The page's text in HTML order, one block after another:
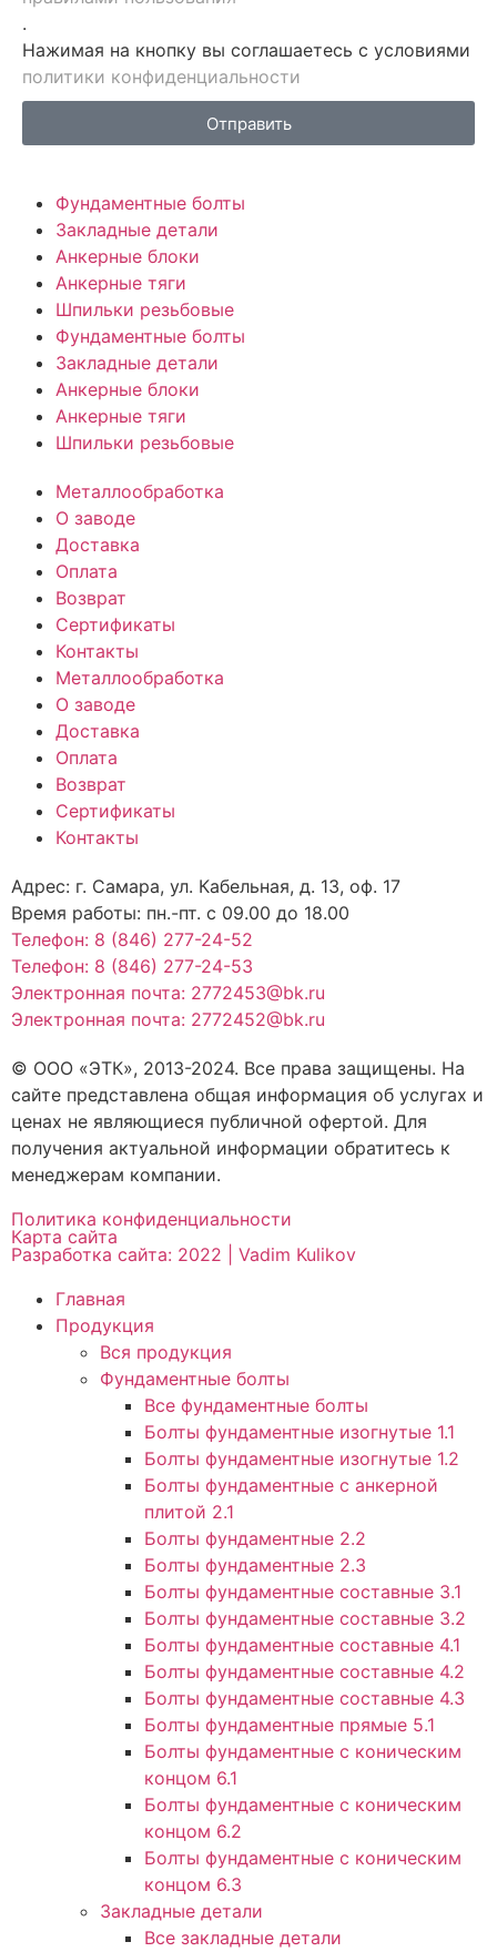
.
Нажимая на кнопку вы соглашаетесь с условиями
политики конфиденциальности
Отправить
Фундаментные болты
Закладные детали
Анкерные блоки
Анкерные тяги
Шпильки резьбовые
Фундаментные болты
Закладные детали
Анкерные блоки
Анкерные тяги
Шпильки резьбовые
Металлообработка
О заводе
Доставка
Оплата
Возврат
Сертификаты
Контакты
Металлообработка
О заводе
Доставка
Оплата
Возврат
Сертификаты
Контакты
Адрес: г. Самара, ул. Кабельная, д. 13, оф. 17
Время работы: пн.-пт. с 09.00 до 18.00
Телефон: 8 (846) 277-24-52
Телефон: 8 (846) 277-24-53
Электронная почта: 2772453@bk.ru
Электронная почта: 2772452@bk.ru
© ООО «ЭТК», 2013-2024. Все права защищены. На
сайте представлена общая информация об услугах и
ценах не являющиеся публичной офертой. Для
получения актуальной информации обратитесь к
менеджерам компании.
Политика конфиденциальности
Карта сайта
Разработка сайта: 2022 | Vadim Kulikov
Главная
Продукция
Вся продукция
Фундаментные болты
Все фундаментные болты
Болты фундаментные изогнутые 1.1
Болты фундаментные изогнутые 1.2
Болты фундаментные с анкерной
плитой 2.1
Болты фундаментные 2.2
Болты фундаментные 2.3
Болты фундаментные составные 3.1
Болты фундаментные составные 3.2
Болты фундаментные составные 4.1
Болты фундаментные составные 4.2
Болты фундаментные составные 4.3
Болты фундаментные прямые 5.1
Болты фундаментные с коническим
концом 6.1
Болты фундаментные с коническим
концом 6.2
Болты фундаментные с коническим
концом 6.3
Закладные детали
Все закладные детали